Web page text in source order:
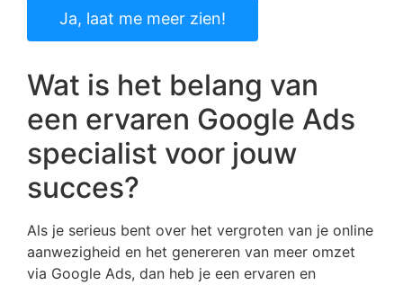
Ja, laat me meer zien!
Wat is het belang van
een ervaren Google Ads
specialist voor jouw
succes?
Als je serieus bent over het vergroten van je online
aanwezigheid en het genereren van meer omzet
via Google Ads, dan heb je een ervaren en